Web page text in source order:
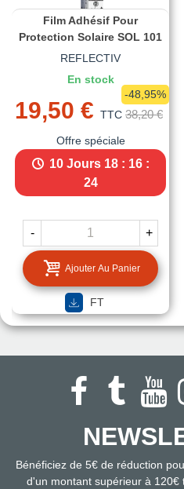
Film Adhésif Pour
Protection Solaire SOL 101
REFLECTIV
En stock
19,50 € TTC 38,20 €
-48,95%
Offre spéciale
10 Jours 18 : 16 :
24
- +
Ajouter Au Panier
FT
Bénéficiez de 5€ de réduction
d'un montant supérieur à 120€